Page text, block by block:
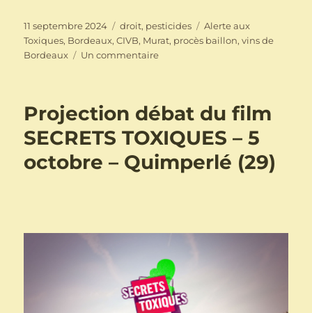
Publié
le
11 septembre 2024 Catégories
droit, pesticides Étiquettes
Alerte aux
Toxiques, Bordeaux,CIVB, Murat, procès baillon,vins de
Bordeaux
Un commentairesur
:
en
appel
aura
Projection débat du film
SECRETS TOXIQUES – 5
octobre – Quimperlé (29)